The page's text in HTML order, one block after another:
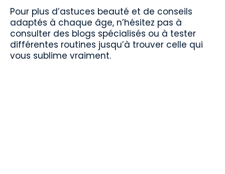
Pour plus d’astuces beauté et de conseils
adaptés à chaque âge, n’hésitez pas à
consulter des blogs spécialisés ou à tester
différentes routines jusqu’à trouver celle qui
vous sublime vraiment.